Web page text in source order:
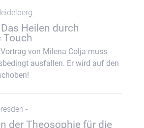
-
Heilen durch
Touch
von Milena Colja muss
ausfallen. Er wird auf den
-
der Theosophie für die